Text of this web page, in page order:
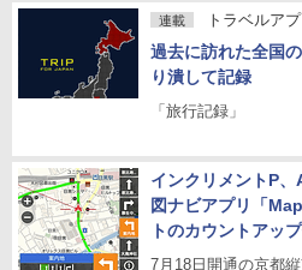
連載 トラベルア
過去に訪れた全国
り潰して記録
「旅行記録」
インクリメントP
図ナビアプリ「
トのカウントアッ
7月18日開通の京都